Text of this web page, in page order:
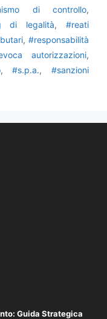
di controllo,
di legalità,#reati
,#responsabilità
autorizzazioni,
,#s.p.a., #sanzioni
Guida Strategica